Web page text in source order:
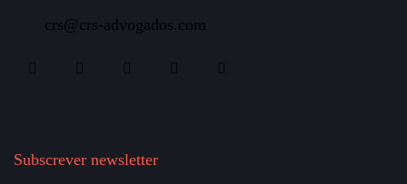
crs@crs-advogados.com
Subscrever newsletter